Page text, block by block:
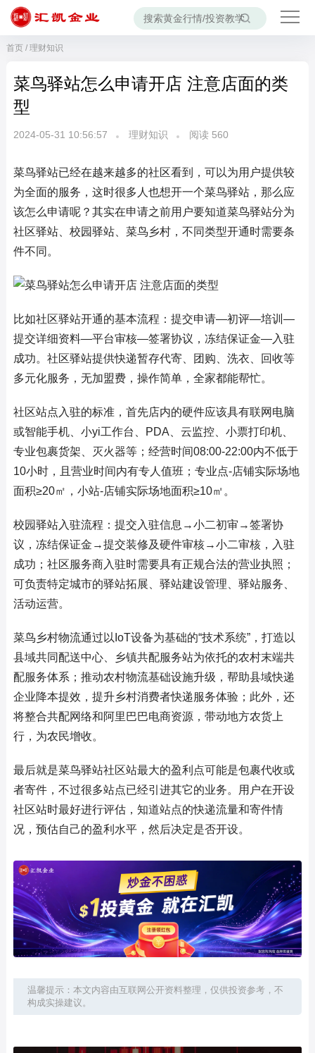
首页/ 理财知识
菜鸟驿站怎么申请开店 注意店面的类
型
2024-05-31 10:56:57 理财知识 阅读 560
菜鸟驿站已经在越来越多的社区看到，可以为用户提供较
为全面的服务，这时很多人也想开一个菜鸟驿站，那么应
该怎么申请呢？其实在申请之前用户要知道菜鸟驿站分为
社区驿站、校园驿站、菜鸟乡村，不同类型开通时需要条
件不同。
比如社区驿站开通的基本流程：提交申请—初评—培训—
提交详细资料—平台审核—签署协议，冻结保证金—入驻
成功。社区驿站提供快递暂存代寄、团购、洗衣、回收等
多元化服务，无加盟费，操作简单，全家都能帮忙。
社区站点入驻的标准，首先店内的硬件应该具有联网电脑
或智能手机、小yi工作台、PDA、云监控、小票打印机、
专业包裹货架、灭火器等；经营时间08:00-22:00内不低于
10小时，且营业时间内有专人值班；专业点-店铺实际场地
面积≥20㎡，小站-店铺实际场地面积≥10㎡。
校园驿站入驻流程：提交入驻信息→小二初审→签署协
议，冻结保证金→提交装修及硬件审核→小二审核，入驻
成功；社区服务商入驻时需要具有正规合法的营业执照；
可负责特定城市的驿站拓展、驿站建设管理、驿站服务、
活动运营。
菜鸟乡村物流通过以IoT设备为基础的“技术系统”，打造以
县域共同配送中心、乡镇共配服务站为依托的农村末端共
配服务体系；推动农村物流基础设施升级，帮助县域快递
企业降本提效，提升乡村消费者快递服务体验；此外，还
将整合共配网络和阿里巴巴电商资源，带动地方农货上
行，为农民增收。
最后就是菜鸟驿站社区站最大的盈利点可能是包裹代收或
者寄件，不过很多站点已经引进其它的业务。用户在开设
社区站时最好进行评估，知道站点的快递流量和寄件情
况，预估自己的盈利水平，然后决定是否开设。
温馨提示：本文内容由互联网公开资料整理，仅供投资参考，不
构成实操建议。